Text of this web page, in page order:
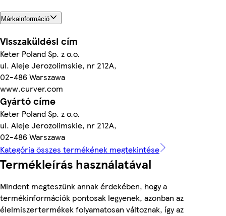
Márkainformáció
Visszaküldési cím
Keter Poland Sp. z o.o.
ul. Aleje Jerozolimskie, nr 212A,
02-486 Warszawa
www.curver.com
Gyártó címe
Keter Poland Sp. z o.o.
ul. Aleje Jerozolimskie, nr 212A,
02-486 Warszawa
Kategória összes termékének megtekintése
Termékleírás használatával
Mindent megteszünk annak érdekében, hogy a
termékinformációk pontosak legyenek, azonban az
élelmiszertermékek folyamatosan változnak, így az